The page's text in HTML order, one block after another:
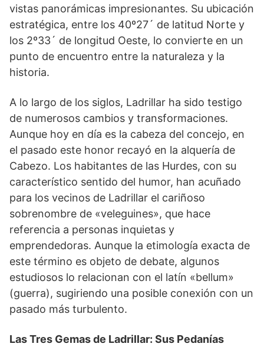
vistas panorámicas impresionantes. Su ubicación
estratégica, entre los 40º27´ de latitud Norte y
los 2º33´ de longitud Oeste, lo convierte en un
punto de encuentro entre la naturaleza y la
historia.
A lo largo de los siglos, Ladrillar ha sido testigo
de numerosos cambios y transformaciones.
Aunque hoy en día es la cabeza del concejo, en
el pasado este honor recayó en la alquería de
Cabezo. Los habitantes de las Hurdes, con su
característico sentido del humor, han acuñado
para los vecinos de Ladrillar el cariñoso
sobrenombre de «veleguines», que hace
referencia a personas inquietas y
emprendedoras. Aunque la etimología exacta de
este término es objeto de debate, algunos
estudiosos lo relacionan con el latín «bellum»
(guerra), sugiriendo una posible conexión con un
pasado más turbulento.
Las Tres Gemas de Ladrillar: Sus Pedanías